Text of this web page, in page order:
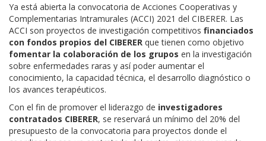
Ya está abierta la convocatoria de Acciones Cooperativas y
Complementarias Intramurales (ACCI) 2021 del CIBERER. Las
ACCI son proyectos de investigación competitivos financiados
con fondos propios del CIBERER que tienen como objetivo
fomentar la colaboración de los grupos en la investigación
sobre enfermedades raras y así poder aumentar el
conocimiento, la capacidad técnica, el desarrollo diagnóstico o
los avances terapéuticos.
Con el fin de promover el liderazgo de investigadores
contratados CIBERER, se reservará un mínimo del 20% del
presupuesto de la convocatoria para proyectos donde el